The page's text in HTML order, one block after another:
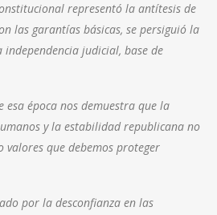
representó la antítesis de
las garantías básicas, se persiguió la
judicial, base de
esa época nos demuestra que la
y la estabilidad republicana no
valores que debemos proteger
por la desconfianza en las